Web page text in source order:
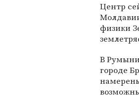
Центр
физики
В
городе